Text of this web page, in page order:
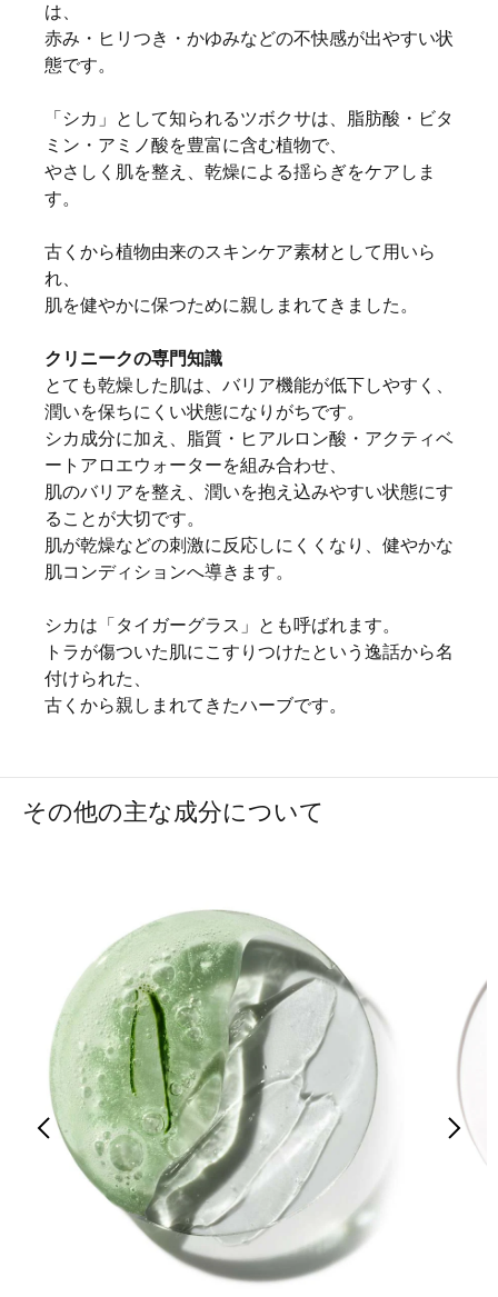
は、
赤み・ヒリつき・かゆみなどの不快感が出やすい状
態です。
「シカ」として知られるツボクサは、脂肪酸・ビタ
ミン・アミノ酸を豊富に含む植物で、
やさしく肌を整え、乾燥による揺らぎをケアしま
す。
古くから植物由来のスキンケア素材として用いら
れ、
肌を健やかに保つために親しまれてきました。
クリニークの専門知識
とても乾燥した肌は、バリア機能が低下しやすく、
潤いを保ちにくい状態になりがちです。
シカ成分に加え、脂質・ヒアルロン酸・アクティベ
ートアロエウォーターを組み合わせ、
肌のバリアを整え、潤いを抱え込みやすい状態にす
ることが大切です。
肌が乾燥などの刺激に反応しにくくなり、健やかな
肌コンディションへ導きます。
シカは「タイガーグラス」とも呼ばれます。
トラが傷ついた肌にこすりつけたという逸話から名
付けられた、
古くから親しまれてきたハーブです。
その他の主な成分について